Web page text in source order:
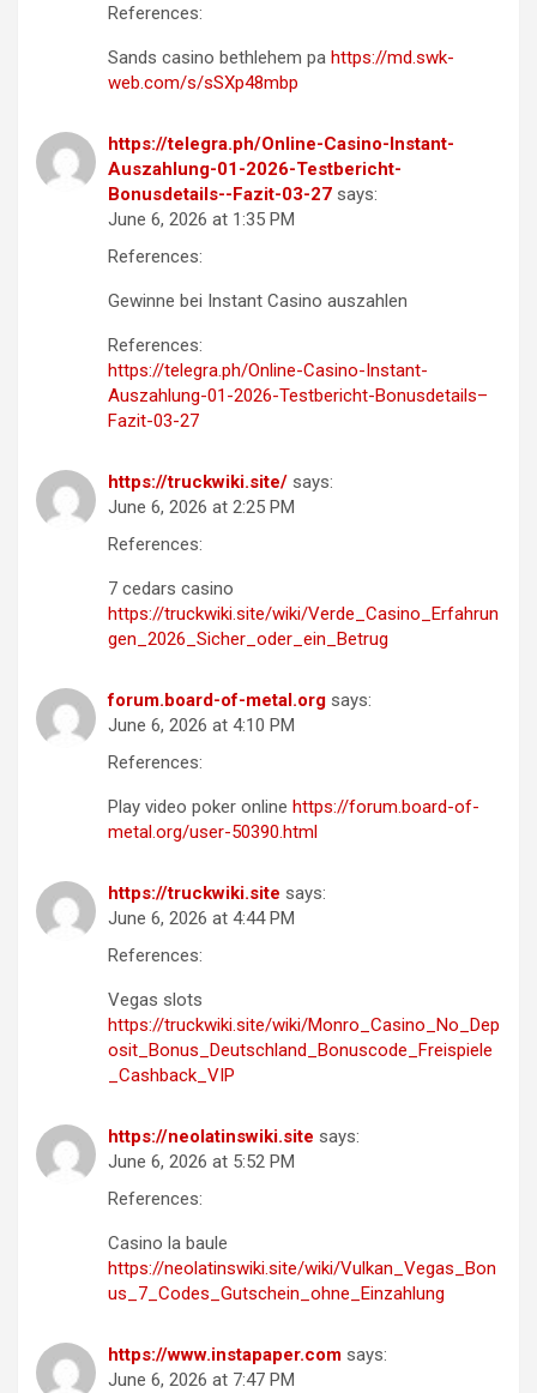
References:
Sands casino bethlehem pa https://md.swk-
web.com/s/sSXp48mbp
https://telegra.ph/Online-Casino-Instant-
Auszahlung-01-2026-Testbericht-
Bonusdetails--Fazit-03-27 says:
June 6, 2026 at 1:35 PM
References:
Gewinne bei Instant Casino auszahlen
References:
https://telegra.ph/Online-Casino-Instant-
Auszahlung-01-2026-Testbericht-Bonusdetails–
Fazit-03-27
https://truckwiki.site/ says:
June 6, 2026 at 2:25 PM
References:
7 cedars casino
https://truckwiki.site/wiki/Verde_Casino_Erfahrun
gen_2026_Sicher_oder_ein_Betrug
forum.board-of-metal.org says:
June 6, 2026 at 4:10 PM
References:
Play video poker online https://forum.board-of-
metal.org/user-50390.html
https://truckwiki.site says:
June 6, 2026 at 4:44 PM
References:
Vegas slots
https://truckwiki.site/wiki/Monro_Casino_No_Dep
osit_Bonus_Deutschland_Bonuscode_Freispiele
_Cashback_VIP
https://neolatinswiki.site says:
June 6, 2026 at 5:52 PM
References:
Casino la baule
https://neolatinswiki.site/wiki/Vulkan_Vegas_Bon
us_7_Codes_Gutschein_ohne_Einzahlung
https://www.instapaper.com says:
June 6, 2026 at 7:47 PM